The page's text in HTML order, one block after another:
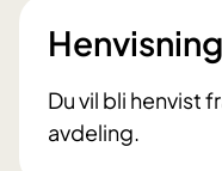
Du vil bli henvist
avdeling.